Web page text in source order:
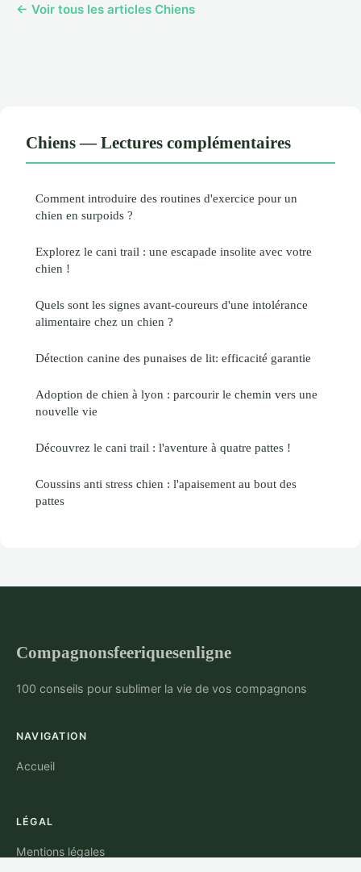
← Voir tous les articles Chiens
Chiens — Lectures complémentaires
Comment introduire des routines d'exercice pour un
chien en surpoids ?
Explorez le cani trail : une escapade insolite avec votre
chien !
Quels sont les signes avant-coureurs d'une intolérance
alimentaire chez un chien ?
Détection canine des punaises de lit: efficacité garantie
Adoption de chien à lyon : parcourir le chemin vers une
nouvelle vie
Découvrez le cani trail : l'aventure à quatre pattes !
Coussins anti stress chien : l'apaisement au bout des
pattes
Compagnonsfeeriquesenligne
100 conseils pour sublimer la vie de vos compagnons
NAVIGATION
Accueil
LÉGAL
Mentions légales